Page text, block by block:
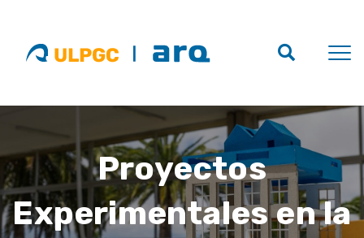
Proyectos
Experimentales en la